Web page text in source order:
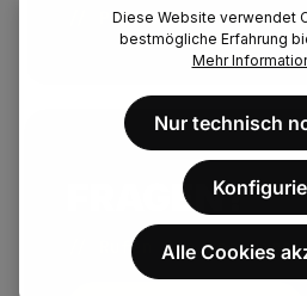
// Persönlicher
FRAGEN?
// Rufen Sie uns
Diese Website verwendet
bestmögliche Erfahrung
Mehr
Nur technisch
Alle Cookies